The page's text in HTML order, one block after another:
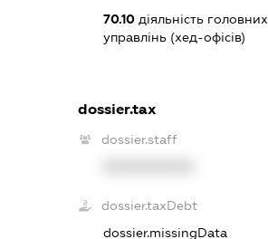
70.10діяльність головних
управлінь (хед-офісів)
dossier.tax
dossier.staff
dossier.taxDebt
dossier.missingData